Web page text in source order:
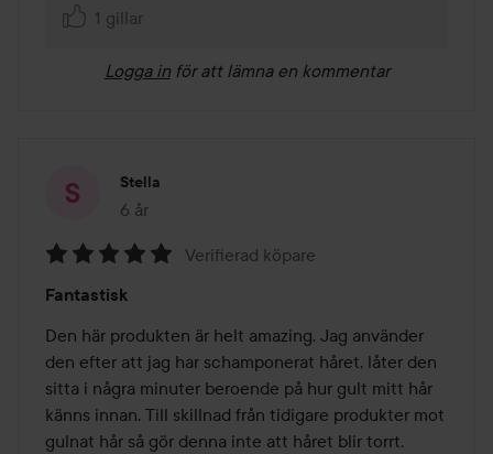
1 gillar
Logga in för att lämna en kommentar
Stella
6 år
Inlägget skapades 6 år
5
av
5
Verifierad köpare
Fantastisk
Den här produkten är helt amazing. Jag använder
den efter att jag har schamponerat håret, låter den
sitta i några minuter beroende på hur gult mitt hår
känns innan. Till skillnad från tidigare produkter mot
gulnat hår så gör denna inte att håret blir torrt.